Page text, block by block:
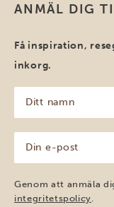
ANMÄL DIG
Få inspiration,
inkorg.
namn
(Obligatoriskt)
post
(Obligatoriskt)
Genom att anmäla
integritetspolicy